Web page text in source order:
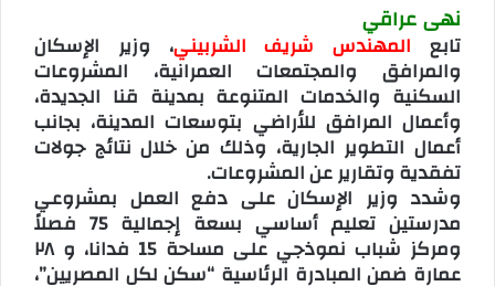
نهى عراقي
تابع المهندس شريف الشربيني، وزير الإسكان
والمرافق والمجتمعات العمرانية، المشروعات
السكنية والخدمات المتنوعة بمدينة قنا الجديدة،
وأعمال المرافق للأراضي بتوسعات المدينة، بجانب
أعمال التطوير الجارية، وذلك من خلال نتائج جولات
تفقدية وتقارير عن المشروعات.
وشدد وزير الإسكان على دفع العمل بمشروعي
مدرستين تعليم أساسي بسعة إجمالية 75 فصلاً
ومركز شباب نموذجي على مساحة 15 فدانا، و ٢٨
عمارة ضمن المبادرة الرئاسية “سكن لكل المصريين”،